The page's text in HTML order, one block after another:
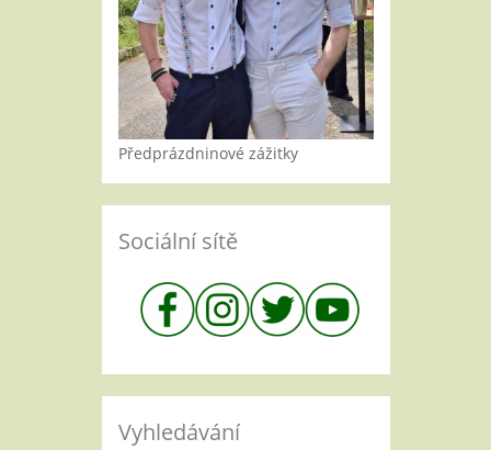
Předprázdninové zážitky
Sociální sítě
Vyhledávání